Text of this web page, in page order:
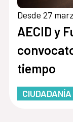
Desde 27
AECID y
tiempo